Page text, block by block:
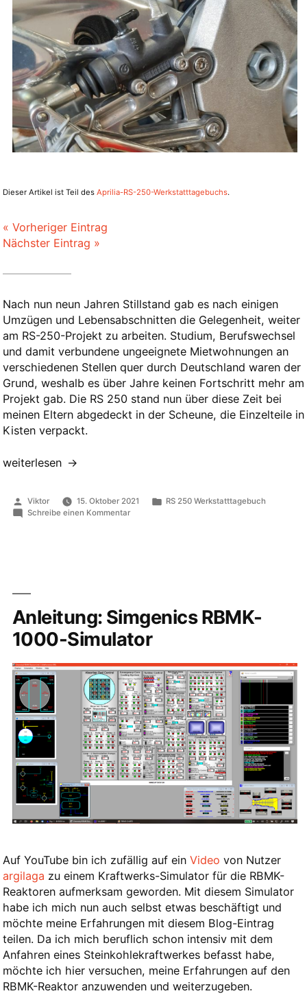
Dieser Artikel ist Teil des Aprilia-RS-250-Werkstatttagebuchs.
« Vorheriger Eintrag
Nächster Eintrag »
Nach nun neun Jahren Stillstand gab es nach einigen
Umzügen und Lebensabschnitten die Gelegenheit, weiter
am RS-250-Projekt zu arbeiten. Studium, Berufswechsel
und damit verbundene ungeeignete Mietwohnungen an
verschiedenen Stellen quer durch Deutschland waren der
Grund, weshalb es über Jahre keinen Fortschritt mehr am
Projekt gab. Die RS 250 stand nun über diese Zeit bei
meinen Eltern abgedeckt in der Scheune, die Einzelteile in
Kisten verpackt.
„Bremsen
und
Fußrasten
weiterlesen
Veröffentlicht
von
Viktor 15. Oktober 2021
Veröffentlicht
RS 250 Werkstatttagebuch
Schreibe einen Kommentarzu
Anleitung: Simgenics RBMK-
1000-Simulator
Auf YouTube bin ich zufällig auf ein Video von Nutzer
argilaga zu einem Kraftwerks-Simulator für die RBMK-
Reaktoren aufmerksam geworden. Mit diesem Simulator
habe ich mich nun auch selbst etwas beschäftigt und
möchte meine Erfahrungen mit diesem Blog-Eintrag
teilen. Da ich mich beruflich schon intensiv mit dem
Anfahren eines Steinkohlekraftwerkes befasst habe,
möchte ich hier versuchen, meine Erfahrungen auf den
RBMK-Reaktor anzuwenden und weiterzugeben.